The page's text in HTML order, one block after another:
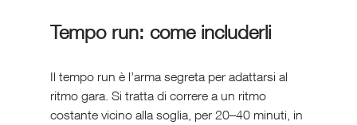
Tempo run: come includerli
Il tempo run è l’arma segreta per adattarsi al
ritmo gara. Si tratta di correre a un ritmo
costante vicino alla soglia, per 20–40 minuti, in